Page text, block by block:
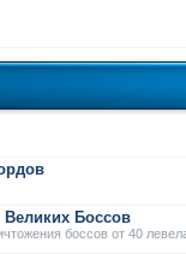
Боссов
боссов от 40